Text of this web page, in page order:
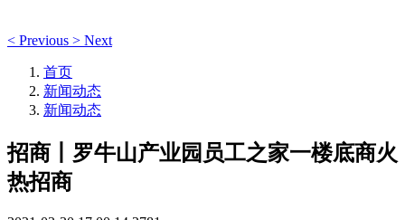
< Previous > Next
首页
新闻动态
新闻动态
招商丨罗牛山产业园员工之家一楼底商火
热招商